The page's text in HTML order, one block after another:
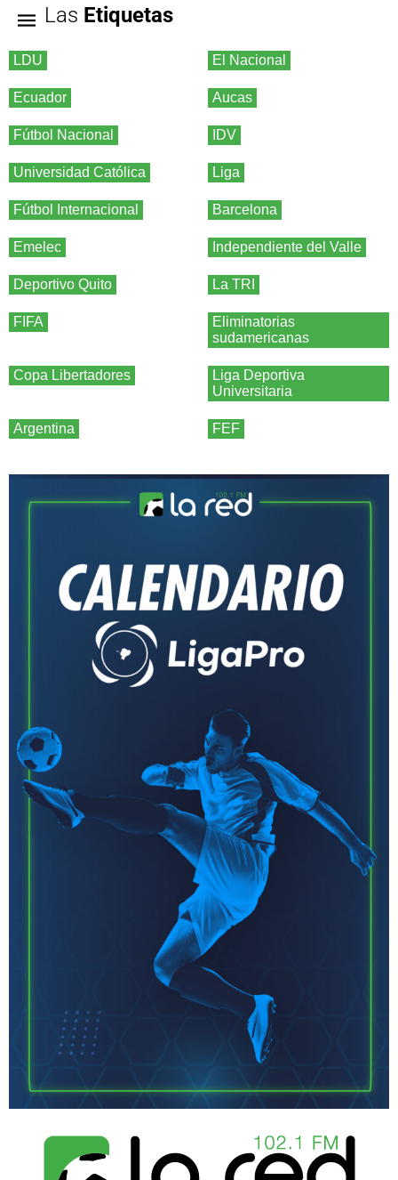
Las Etiquetas
LDU El Nacional
Ecuador Aucas
Fútbol Nacional IDV
Universidad Católica Liga
Fútbol Internacional Barcelona
Emelec Independiente del Valle
Deportivo Quito La TRI
FIFA
Eliminatorias
sudamericanas
Copa Libertadores
Liga Deportiva
Universitaria
Argentina FEF